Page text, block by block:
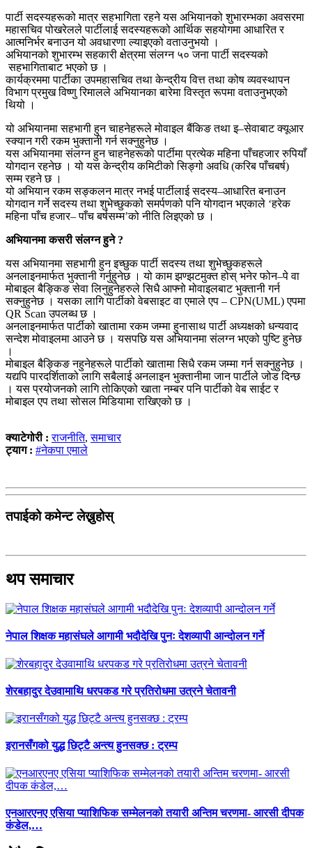
पार्टी सदस्यहरूको मात्र सहभागिता रहने यस अभियानको शुभारम्भका अवसरमा
महासचिव पोखरेलले पार्टीलाई सदस्यहरूको आर्थिक सहयोगमा आधारित र
आत्मनिर्भर बनाउन यो अवधारणा ल्याइएको वताउनुभयो ।
अभियानको शुभारम्भ सहकारी क्षेत्रमा संलग्न ५० जना पार्टी सदस्यको
सहभागिताबाट भएको छ ।
कार्यक्रममा पार्टीका उपमहासचिव तथा केन्द्रीय वित्त तथा कोष व्यवस्थापन
विभाग प्रमुख विष्णु रिमालले अभियानका बारेमा विस्तृत रूपमा वताउनुभएको
थियो ।
यो अभियानमा सहभागी हुन चाहनेहरूले मोवाइल बैंकिङ तथा इ–सेवाबाट क्यूआर
स्क्यान गरी रकम भुक्तानी गर्न सक्नुहुनेछ ।
यस अभियानमा संलग्न हुन चाहनेहरूको पार्टीमा प्रत्येक महिना पाँचहजार रुपियाँ
योगदान रहनेछ । यो यस केन्द्रीय कमिटीको सिङ्गो अवधि (करिब पाँचबर्ष)
सम्म रहने छ ।
यो अभियान रकम सङ्कलन मात्र नभई पार्टीलाई सदस्य–आधारित बनाउन
योगदान गर्ने सदस्य तथा शुभेच्छुकको समर्पणको पनि योगदान भएकाले ‘हरेक
महिना पाँच हजार– पाँच बर्षसम्म’को नीति लिइएको छ ।
अभियानमा कसरी संलग्न हुने ?
यस अभियानमा सहभागी हुन इच्छुक पार्टी सदस्य तथा शुभेच्छुकहरूले
अनलाइनमार्फत भुक्तानी गर्नुहुनेछ । यो काम झण्झटमुक्त होस् भनेर फोन–पे वा
मोबाइल बैङ्किङ सेवा लिनुहुनेहरुले सिधै आफ्नो मोवाइलबाट भुक्तानी गर्न
सक्नुहुनेछ । यसका लागि पार्टीको वेबसाइट वा एमाले एप – CPN(UML) एपमा
QR Scan उपलब्ध छ ।
अनलाइनमार्फत पार्टीको खातामा रकम जम्मा हुनासाथ पार्टी अध्यक्षको धन्यवाद
सन्देश मोवाइलमा आउने छ । यसपछि यस अभियानमा संलग्न भएको पुष्टि हुनेछ
।
मोबाइल बैङ्किङ नहुनेहरूले पार्टीको खातामा सिधै रकम जम्मा गर्न सक्नुहुनेछ ।
यद्यपि पारदर्शिताको लागि सबैलाई अनलाइन भुक्तानीमा जान पार्टीले जोड दिन्छ
। यस प्रयोजनको लागि तोकिएको खाता नम्बर पनि पार्टीको वेब साईट र
मोबाइल एप तथा सोसल मिडियामा राखिएको छ ।
क्याटेगोरी :राजनीति,समाचार
ट्याग : #नेकपा एमाले
तपाईको कमेन्ट लेख्नुहोस्
थप समाचार
नेपाल शिक्षक महासंघले आगामी भदौदेखि पुनः देशव्यापी आन्दोलन गर्ने
शेरबहादुर देउवामाथि धरपकड गरे प्रतिरोधमा उत्रने चेतावनी
इरानसँगको युद्ध छिट्टै अन्त्य हुनसक्छ : ट्रम्प
एनआरएनए एसिया प्याशिफिक सम्मेलनको तयारी अन्तिम चरणमा- आरसी दीपक
कंडेल,…